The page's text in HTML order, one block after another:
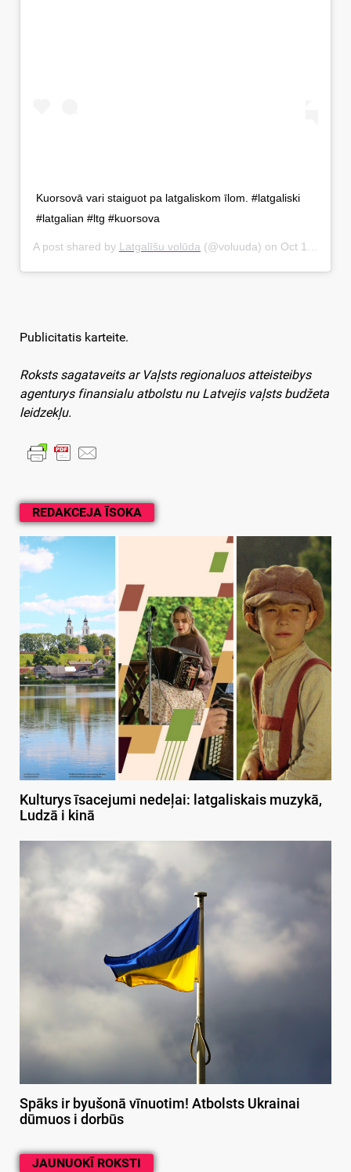
REDAKCEJA ĪSOKA
Kulturys īsacejumi nedeļai: latgaliskais muzykā,
Ludzā i kinā
Spāks ir byušonā vīnuotim! Atbolsts Ukrainai
dūmuos i dorbūs
Kuorsovā vari staiguot pa latgaliskom īlom. #latgaliski
#latgalian #ltg #kuorsova
A post shared by Latgalīšu volūda (@voluuda) on Oct 1, 2018 at 2:49am PDT
Publicitatis karteite.
Roksts sagataveits ar Vaļsts regionaluos atteisteibys
agenturys finansialu atbolstu nu Latvejis vaļsts budžeta
leidzekļu.
JAUNUOKĪ ROKSTI